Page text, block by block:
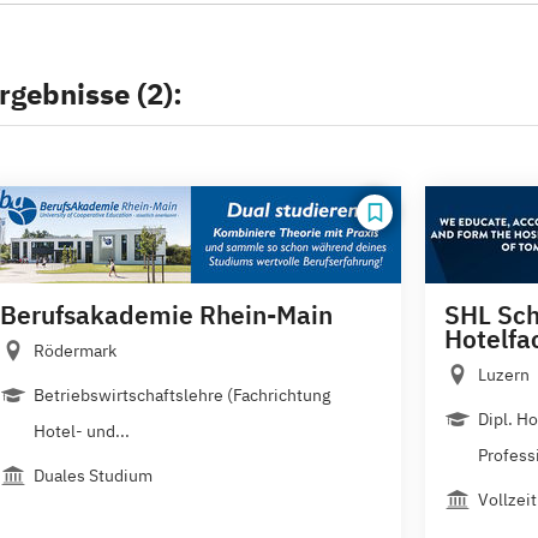
(2):
Berufsakademie Rhein-Main
Rödermark
Betriebswirtschaftslehre (Fachrichtung
Hotel- und...
Duales Studium
SHL
Luzern
Dipl.
Vollzeit